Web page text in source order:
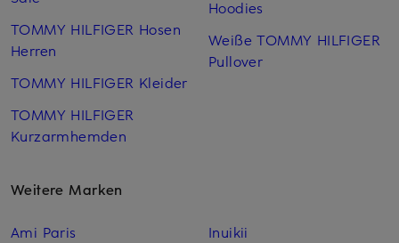
TOMMY HILFIGER Hosen
Herren
TOMMY HILFIGER Kleider
TOMMY HILFIGER
Kurzarm­hemden
Hoodies
Weiße TOMMY HILFIGER
Pullover
Weitere Marken
Ami Paris
Inuikii